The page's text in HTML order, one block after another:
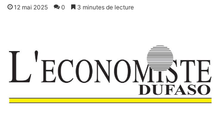
12 mai 2025 0 3 minutes de lecture